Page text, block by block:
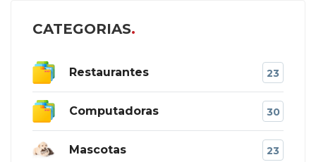
CATEGORIAS
Restaurantes 23
Computadoras 30
Mascotas 23